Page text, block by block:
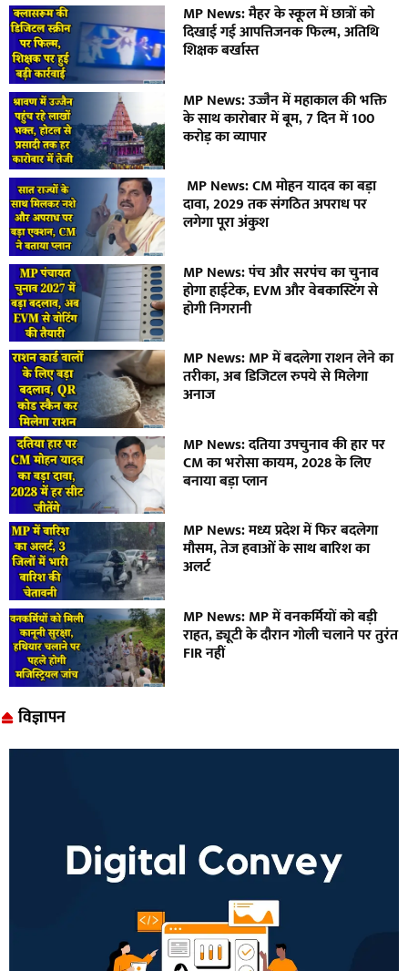
MP News: मैहर के स्कूल में छात्रों को
दिखाई गई आपत्तिजनक फिल्म, अतिथि
शिक्षक बर्खास्त
MP News: उज्जैन में महाकाल की भक्ति
के साथ कारोबार में बूम, 7 दिन में 100
करोड़ का व्यापार
MP News: CM मोहन यादव का बड़ा
दावा, 2029 तक संगठित अपराध पर
लगेगा पूरा अंकुश
MP News: पंच और सरपंच का चुनाव
होगा हाईटेक, EVM और वेबकास्टिंग से
होगी निगरानी
MP News: MP में बदलेगा राशन लेने का
तरीका, अब डिजिटल रुपये से मिलेगा
अनाज
MP News: दतिया उपचुनाव की हार पर
CM का भरोसा कायम, 2028 के लिए
बनाया बड़ा प्लान
MP News: मध्य प्रदेश में फिर बदलेगा
मौसम, तेज हवाओं के साथ बारिश का
अलर्ट
MP News: MP में वनकर्मियों को बड़ी
राहत, ड्यूटी के दौरान गोली चलाने पर तुरंत
FIR नहीं
विज्ञापन